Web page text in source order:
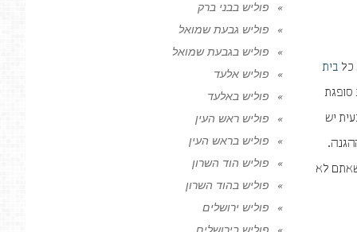
כל בית
סופגת
יש
לא
פוליש בבני ברק
פוליש גבעת שמואל
פוליש בגבעת שמואל
פוליש אלעד
פוליש באלעד
פוליש ראש העין
פוליש בראש העין
פוליש הוד השרון
פוליש בהוד השרון
פוליש ירושלים